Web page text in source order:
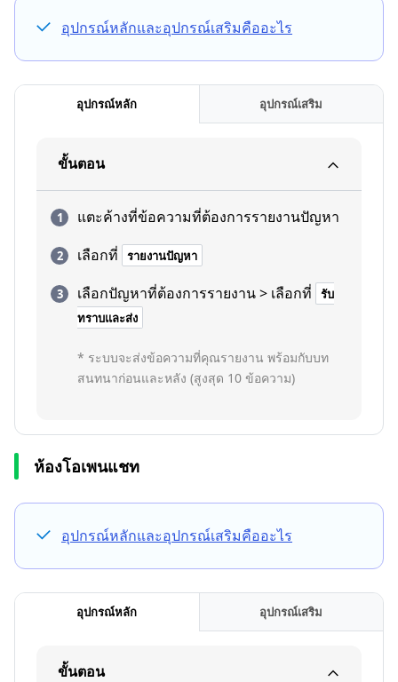
อุปกรณ์หลักและอุปกรณ์เสริมคืออะไร
อุปกรณ์หลัก อุปกรณ์เสริม
ขั้นตอน
แตะค้างที่ข้อความที่ต้องการรายงานปัญหา
เลือกที่
รายงานปัญหา
เลือกปัญหาที่ต้องการรายงาน > เลือกที่
รับ
ทราบและส่ง
* ระบบจะส่งข้อความที่คุณรายงาน พร้อมกับบท
สนทนาก่อนและหลัง (สูงสุด 10 ข้อความ)
ห้องโอเพนแชท
อุปกรณ์หลักและอุปกรณ์เสริมคืออะไร
อุปกรณ์หลัก อุปกรณ์เสริม
ขั้นตอน